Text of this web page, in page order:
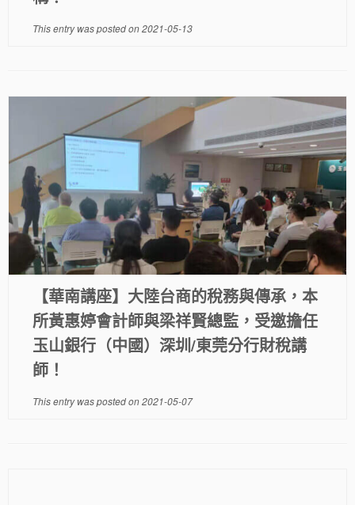
This entry was posted on2021-05-13
【華南講座】大陸台商的稅務與傳承，本
所黃惠婷會計師與梁祥賢總監，受邀擔任
玉山銀行（中國）深圳/東莞分行財稅講
師！
This entry was posted on2021-05-07